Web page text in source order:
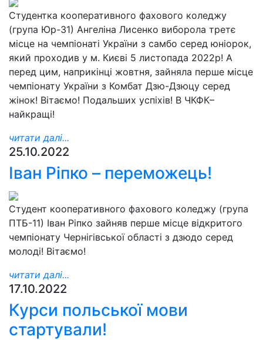
Студентка кооперативного фахового коледжу
(група Юр-31) Ангеліна Лисенко виборола третє
місце на чемпіонаті України з самбо серед юніорок,
який проходив у м. Києві 5 листопада 2022р! А
перед цим, наприкінці жовтня, зайняла перше місце
чемпіонату України з Комбат Дзю-Дзюцу серед
жінок! Вітаємо! Подальших успіхів! В ЧКФК–
найкращі!
читати далі...
25.10.2022
Іван Ріпко – переможець!
Студент кооперативного фахового коледжу (група
ПТБ-11) Іван Ріпко зайняв перше місце відкритого
чемпіонату Чернігівської області з дзюдо серед
молоді! Вітаємо!
читати далі...
17.10.2022
Курси польської мови
стартували!